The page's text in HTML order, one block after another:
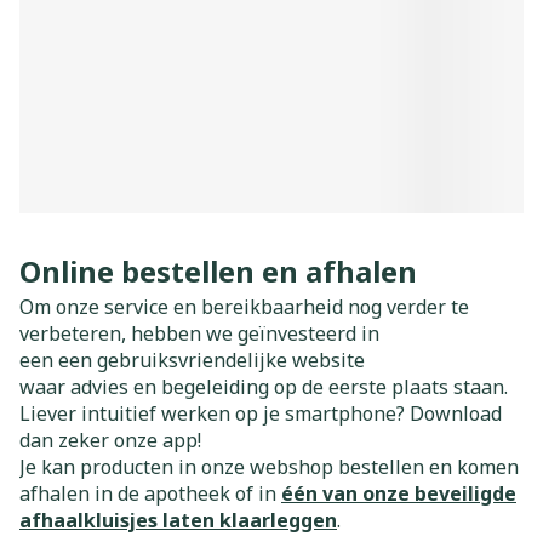
Online bestellen en afhalen
Om onze service en bereikbaarheid nog verder te
verbeteren, hebben we geïnvesteerd in
een een gebruiksvriendelijke website
waar advies en begeleiding op de eerste plaats staan.
Liever intuitief werken op je smartphone? Download
dan zeker onze app!
Je kan producten in onze webshop bestellen en komen
afhalen in de apotheek of in één van onze beveiligde
afhaalkluisjes laten klaarleggen.